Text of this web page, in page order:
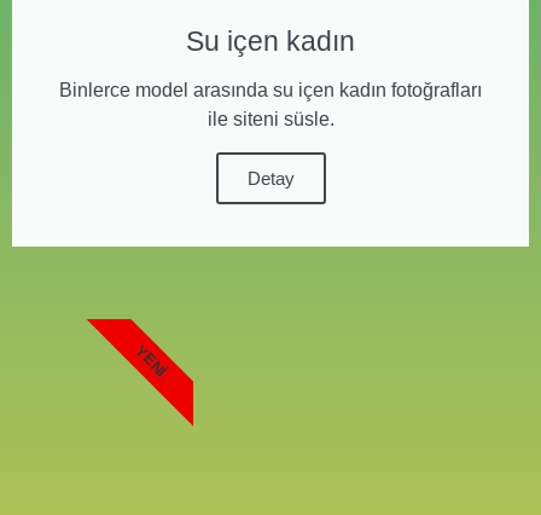
Su içen kadın
Binlerce model arasında su içen kadın fotoğrafları
ile siteni süsle.
Detay
YENI